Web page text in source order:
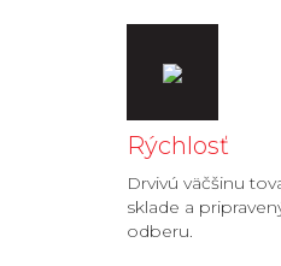
Rýchlosť
Drvivú väčšinu
sklade a
odberu.